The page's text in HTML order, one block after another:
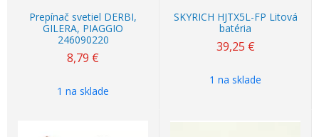
Prepínač svetiel DERBI,
GILERA, PIAGGIO
246090220
8,79 €
1 na sklade
SKYRICH HJTX5L-FP Litová
batéria
39,25 €
1 na sklade